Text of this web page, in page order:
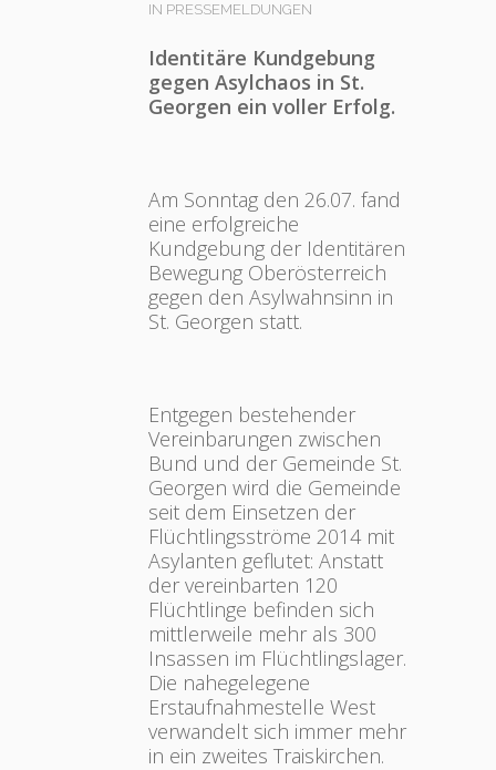
IN PRESSEMELDUNGEN
Identitäre Kundgebung
gegen Asylchaos in St.
Georgen ein voller Erfolg.
Am Sonntag den 26.07. fand
eine erfolgreiche
Kundgebung der Identitären
Bewegung Oberösterreich
gegen den Asylwahnsinn in
St. Georgen statt.
Entgegen bestehender
Vereinbarungen zwischen
Bund und der Gemeinde St.
Georgen wird die Gemeinde
seit dem Einsetzen der
Flüchtlingsströme 2014 mit
Asylanten geflutet: Anstatt
der vereinbarten 120
Flüchtlinge befinden sich
mittlerweile mehr als 300
Insassen im Flüchtlingslager.
Die nahegelegene
Erstaufnahmestelle West
verwandelt sich immer mehr
in ein zweites Traiskirchen.